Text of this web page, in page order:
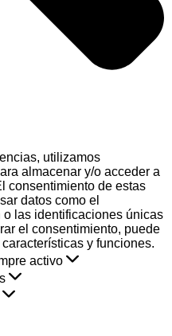
utilizamos
almacenar y/o acceder a
consentimiento de estas
datos como el
las identificaciones únicas
el consentimiento, puede
y funciones.
activo